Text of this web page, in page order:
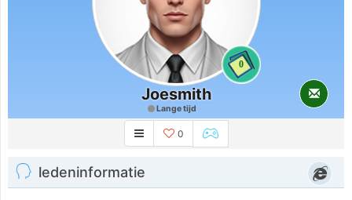
0
Joesmith
Lange tijd
0
ledeninformatie